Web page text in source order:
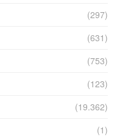
(297)
(631)
(753)
(123)
(19.362)
(1)